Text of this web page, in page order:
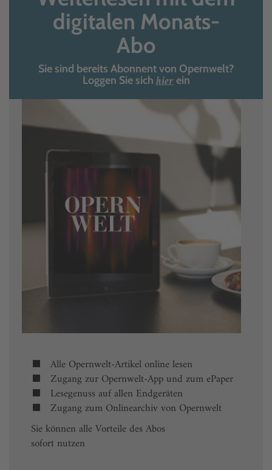
digitalen Monats-
Abo
Sie sind bereits Abonnent von Opernwelt?
Loggen Sie sich hierein
Alle Opernwelt-Artikel online lesen
Zugang zur Opernwelt-App und zum ePaper
Lesegenuss auf allen Endgeräten
Zugang zum Onlinearchiv von Opernwelt
Sie können alle Vorteile des Abos
sofort nutzen